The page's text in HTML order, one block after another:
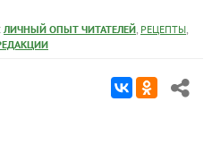
ЛИЧНЫЙ ОПЫТ ЧИТАТЕЛЕЙ, РЕЦЕПТЫ,